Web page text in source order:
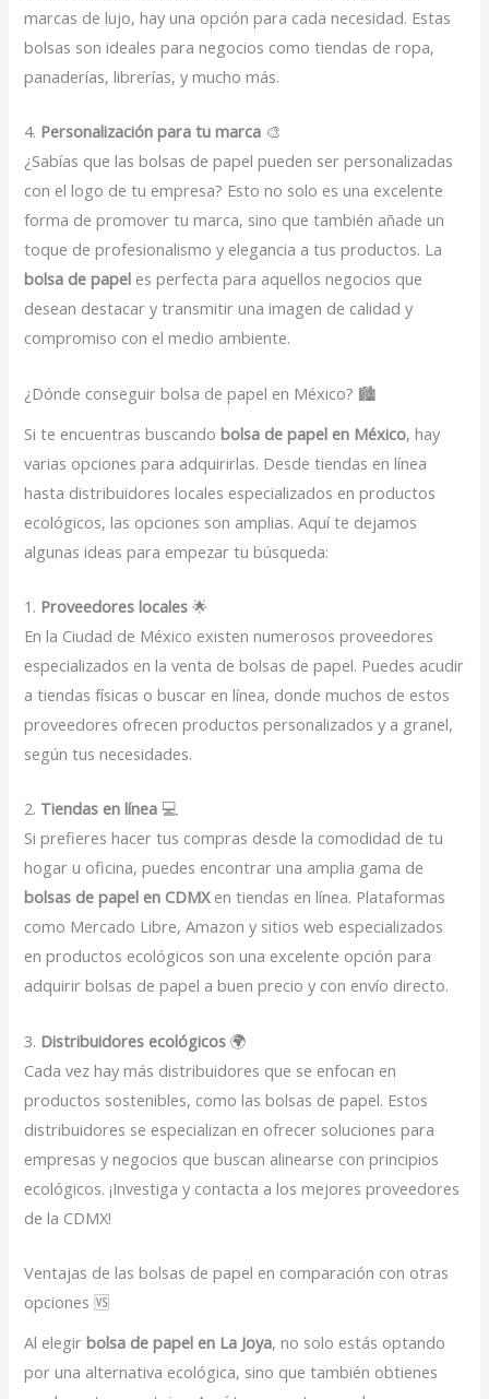
marcas de lujo, hay una opción para cada necesidad. Estas
bolsas son ideales para negocios como tiendas de ropa,
panaderías, librerías, y mucho más.
4. Personalización para tu marca 🎨
¿Sabías que las bolsas de papel pueden ser personalizadas
con el logo de tu empresa? Esto no solo es una excelente
forma de promover tu marca, sino que también añade un
toque de profesionalismo y elegancia a tus productos. La
bolsa de papel es perfecta para aquellos negocios que
desean destacar y transmitir una imagen de calidad y
compromiso con el medio ambiente.
¿Dónde conseguir bolsa de papel en México? 🏙️
Si te encuentras buscandobolsa de papel en México, hay
varias opciones para adquirirlas. Desde tiendas en línea
hasta distribuidores locales especializados en productos
ecológicos, las opciones son amplias. Aquí te dejamos
algunas ideas para empezar tu búsqueda:
1. Proveedores locales 🌟
En la Ciudad de México existen numerosos proveedores
especializados en la venta de bolsas de papel. Puedes acudir
a tiendas físicas o buscar en línea, donde muchos de estos
proveedores ofrecen productos personalizados y a granel,
según tus necesidades.
2. Tiendas en línea 💻
Si prefieres hacer tus compras desde la comodidad de tu
hogar u oficina, puedes encontrar una amplia gama de
bolsas de papel en CDMXen tiendas en línea. Plataformas
como Mercado Libre, Amazon y sitios web especializados
en productos ecológicos son una excelente opción para
adquirir bolsas de papel a buen precio y con envío directo.
3. Distribuidores ecológicos 🌍
Cada vez hay más distribuidores que se enfocan en
productos sostenibles, como las bolsas de papel. Estos
distribuidores se especializan en ofrecer soluciones para
empresas y negocios que buscan alinearse con principios
ecológicos. ¡Investiga y contacta a los mejores proveedores
de la CDMX!
Ventajas de las bolsas de papel en comparación con otras
opciones 🆚
Al elegirbolsa de papel en La Joya, no solo estás optando
por una alternativa ecológica, sino que también obtienes